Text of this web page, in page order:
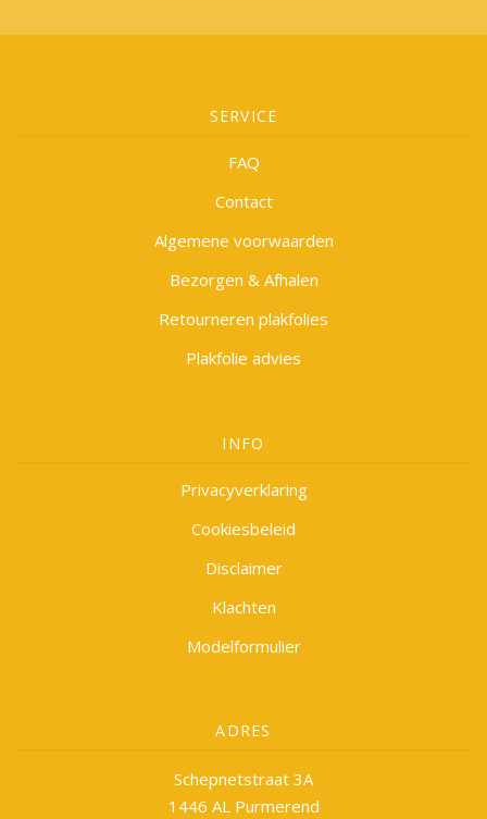
SERVICE
FAQ
Contact
Algemene voorwaarden
Bezorgen & Afhalen
Retourneren plakfolies
Plakfolie advies
INFO
Privacyverklaring
Cookiesbeleid
Disclaimer
Klachten
Modelformulier
ADRES
Schepnetstraat 3A
1446 AL Purmerend